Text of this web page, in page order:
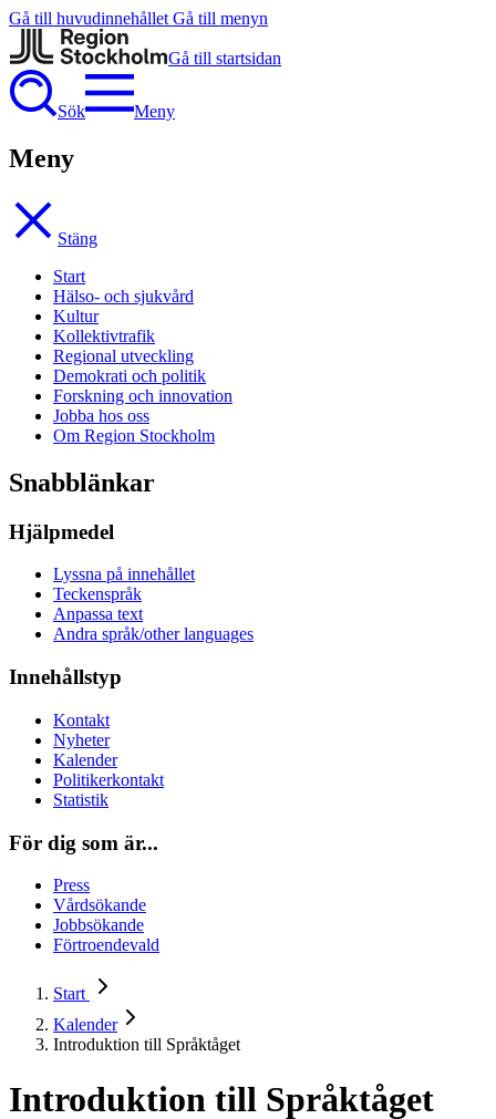
Gå till huvudinnehållet Gå till menyn
Gå till startsidan
Sök Meny
Meny
Stäng
Start
Hälso- och sjukvård
Kultur
Kollektivtrafik
Regional utveckling
Demokrati och politik
Forskning och innovation
Jobba hos oss
Om Region Stockholm
Snabblänkar
Hjälpmedel
Lyssna på innehållet
Teckenspråk
Anpassa text
Andra språk/other languages
Innehållstyp
Kontakt
Nyheter
Kalender
Politikerkontakt
Statistik
För dig som är...
Press
Vårdsökande
Jobbsökande
Förtroendevald
Start
Kalender
Introduktion till Språktåget
Introduktion till Språktåget